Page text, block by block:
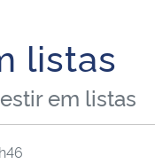
do Brasil
listas
em listas